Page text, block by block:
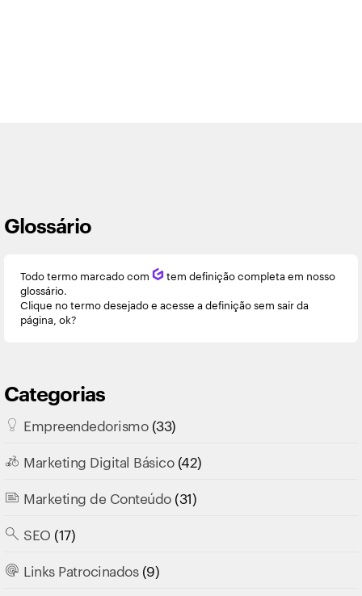
Glossário
Todo termo marcado com Q tem definição completa em nosso
glossário.
Clique no termo desejado e acesse a definição sem sair da
página, ok?
Categorias
Empreendedorismo(33)
Marketing Digital Básico(42)
Marketing de Conteúdo(31)
SEO (17)
Links Patrocinados(9)